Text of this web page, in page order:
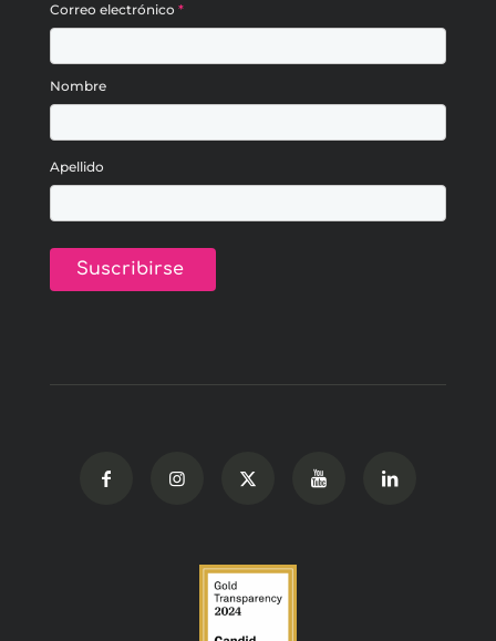
Correo electrónico *
Nombre
Apellido